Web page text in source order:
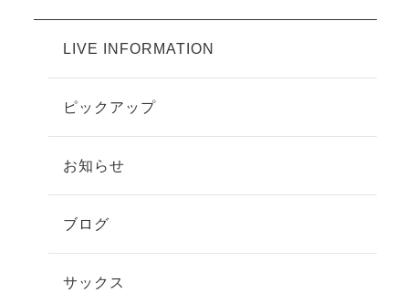
LIVE INFORMATION
ピックアップ
お知らせ
ブログ
サックス